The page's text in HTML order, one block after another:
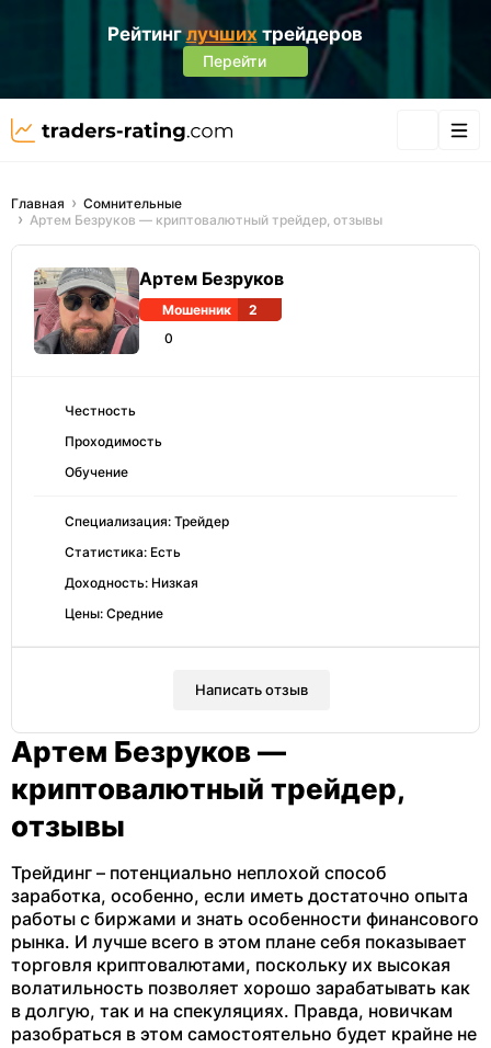
Рейтинглучших трейдеров
Перейти
Главная
Сомнительные
Артем Безруков — криптовалютный трейдер, отзывы
Артем Безруков
Мошенник
2
0
Честность
Проходимость
Обучение
Специализация: Трейдер
Статистика: Есть
Доходность: Низкая
Цены: Средние
Написать отзыв
Артем Безруков —
криптовалютный трейдер,
отзывы
Трейдинг – потенциально неплохой способ
заработка, особенно, если иметь достаточно опыта
работы с биржами и знать особенности финансового
рынка. И лучше всего в этом плане себя показывает
торговля криптовалютами, поскольку их высокая
волатильность позволяет хорошо зарабатывать как
в долгую, так и на спекуляциях. Правда, новичкам
разобраться в этом самостоятельно будет крайне не